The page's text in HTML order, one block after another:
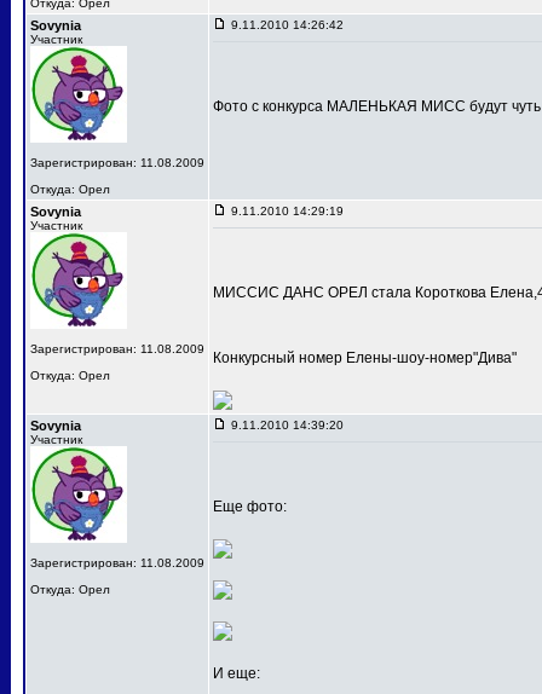
Откуда: Орел
Sovynia
Участник
Зарегистрирован: 11.08.2009
Откуда: Орел
9.11.2010 14:26:42
Фото с конкурса МАЛЕНЬКАЯ МИСС будут
Sovynia
Участник
Зарегистрирован: 11.08.2009
Откуда: Орел
9.11.2010 14:29:19
МИССИС ДАНС ОРЕЛ стала Короткова
Конкурсный номер Елены-шоу-номер"Дива"
Sovynia
Участник
Зарегистрирован: 11.08.2009
Откуда: Орел
9.11.2010 14:39:20
Еще фото:
И еще: